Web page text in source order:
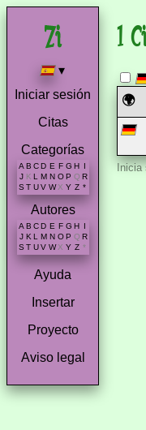
▾
Iniciar sesión
Citas
Categorías
A B C D E F G H I
J K L M N O P Q R
S T U V W X Y Z *
Autores
A B C D E F G H
J K L M N O P Q R
S T U V W X Y Z *
Ayuda
Insertar
Proyecto
Aviso legal
1
🌍